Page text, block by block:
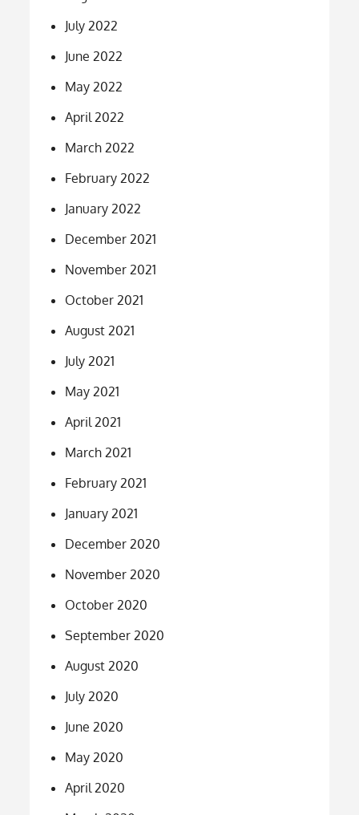
July 2022
June 2022
May 2022
April 2022
March 2022
February 2022
January 2022
December 2021
November 2021
October 2021
August 2021
July 2021
May 2021
April 2021
March 2021
February 2021
January 2021
December 2020
November 2020
October 2020
September 2020
August 2020
July 2020
June 2020
May 2020
April 2020